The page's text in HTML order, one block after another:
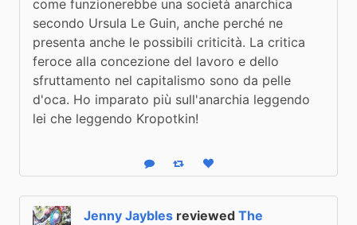
come funzionerebbe una società anarchica
secondo Ursula Le Guin, anche perché ne
presenta anche le possibili criticità. La critica
feroce alla concezione del lavoro e dello
sfruttamento nel capitalismo sono da pelle
d'oca. Ho imparato più sull'anarchia leggendo
lei che leggendo Kropotkin!
Reply Boost statusLike status
Jenny Jaybles reviewed The